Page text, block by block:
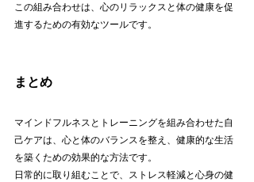
この組み合わせは、心のリラックスと体の健康を促
進するための有効なツールです。
まとめ
マインドフルネスとトレーニングを組み合わせた自
己ケアは、心と体のバランスを整え、健康的な生活
を築くための効果的な方法です。
日常的に取り組むことで、ストレス軽減と心身の健